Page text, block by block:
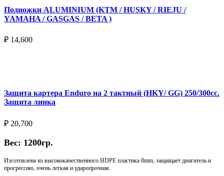
Подножки ALUMINIUM (KTM / HUSKY / RIEJU /
YAMAHA / GASGAS / BETA )
₽ 14,600
Защита картера Enduro на 2 тактный (HKY/ GG) 250/300cc.
Защита линка
₽ 20,700
Вес: 1200гр.
Изготовлена из высококачественного HDPE пластика 8mm, защищает двигатель и
прогрессию, очень легкая и ударопрочная.